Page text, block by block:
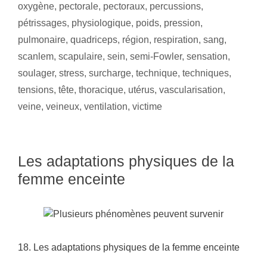
oxygène, pectorale, pectoraux, percussions,
pétrissages, physiologique, poids, pression,
pulmonaire, quadriceps, région, respiration, sang,
scanlem, scapulaire, sein, semi-Fowler, sensation,
soulager, stress, surcharge, technique, techniques,
tensions, tête, thoracique, utérus, vascularisation,
veine, veineux, ventilation, victime
Les adaptations physiques de la
femme enceinte
18. Les adaptations physiques de la femme enceinte